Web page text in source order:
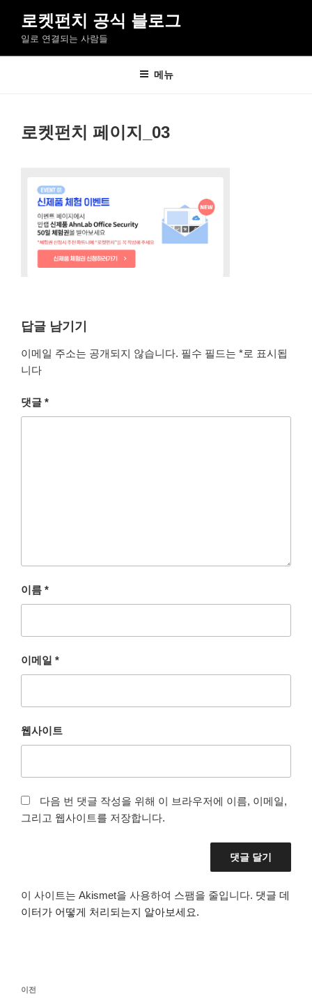
로
로켓펀치 공식 블로그
일로 연결되는 사람들
메뉴
로켓펀치 페이지_03
답글 남기기
이메일 주소는 공개되지 않습니다. 필수 필드는 *로 표시됩
니다
댓글 *
이름 *
이메일 *
웹사이트
다음 번 댓글 작성을 위해 이 브라우저에 이름, 이메일,
그리고 웹사이트를 저장합니다.
이 사이트는 Akismet을 사용하여 스팸을 줄입니다. 댓글 데
이터가 어떻게 처리되는지 알아보세요.
이
이전